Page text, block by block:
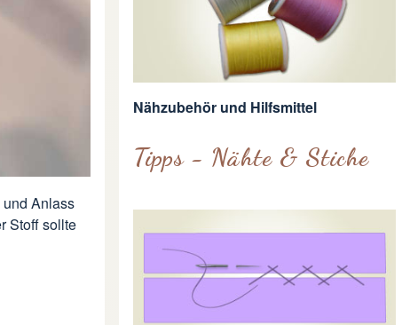
Anlass
Stoff sollte
Nähzubehör und Hilfsmittel
Tipps - Nähte & Stiche